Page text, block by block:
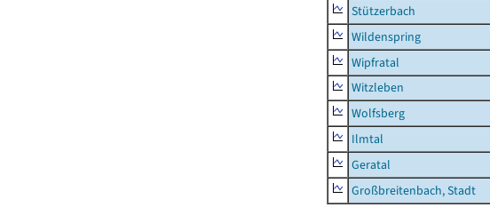
Stützerbach
Wildenspring
Wipfratal
Witzleben
Wolfsberg
Ilmtal
Geratal
Großbreitenbach, Stadt